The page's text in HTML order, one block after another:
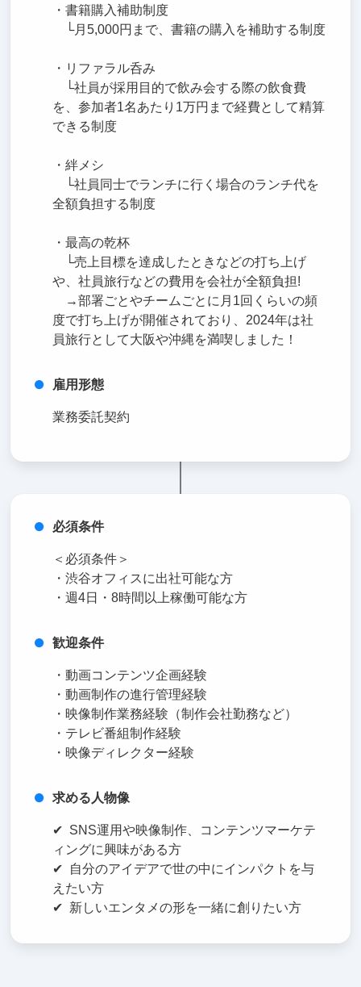
・書籍購入補助制度
└月5,000円まで、書籍の購入を補助する制度
・リファラル呑み
└社員が採用目的で飲み会する際の飲食費
を、参加者1名あたり1万円まで経費として精算
できる制度
・絆メシ
└社員同士でランチに行く場合のランチ代を
全額負担する制度
・最高の乾杯
└売上目標を達成したときなどの打ち上げ
や、社員旅行などの費用を会社が全額負担!
→部署ごとやチームごとに月1回くらいの頻
度で打ち上げが開催されており、2024年は社
員旅行として大阪や沖縄を満喫しました！
雇用形態
業務委託契約
必須条件
＜必須条件＞
・渋谷オフィスに出社可能な方
・週4日・8時間以上稼働可能な方
歓迎条件
・動画コンテンツ企画経験
・動画制作の進行管理経験
・映像制作業務経験（制作会社勤務など）
・テレビ番組制作経験
・映像ディレクター経験
求める人物像
✔︎ SNS運用や映像制作、コンテンツマーケテ
ィングに興味がある方
✔︎ 自分のアイデアで世の中にインパクトを与
えたい方
✔︎ 新しいエンタメの形を一緒に創りたい方